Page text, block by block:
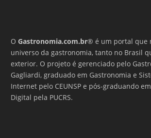
OGastronomia.com.br® é um portal que
universo da gastronomia, tanto no Brasil
exterior. O projeto é gerenciado pelo
Gagliardi, graduado em Gastronomia e
Internet pelo CEUNSP e pós-graduando
Digital pela PUCRS.